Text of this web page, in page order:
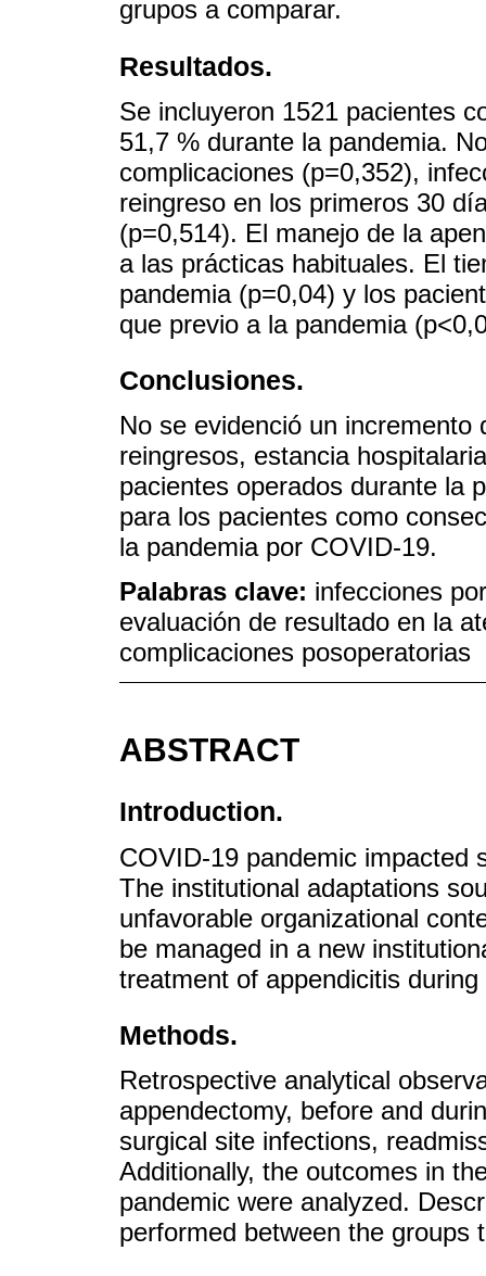
grupos a comparar.
Resultados.
Se incluyeron 1521 pacientes
51,7 % durante la pandemia.
complicaciones (p=0,352),
reingreso en los primeros 30
(p=0,514). El manejo de la
a las prácticas habituales. El
pandemia (p=0,04) y los
que previo a la pandemia
Conclusiones.
No se evidenció un
reingresos, estancia
pacientes operados durante la
para los pacientes como
la pandemia por COVID-19.
Palabras clave: infecciones
evaluación de resultado en la
complicaciones posoperatorias
ABSTRACT
Introduction.
COVID-19 pandemic impacted
The institutional adaptations
unfavorable organizational
be managed in a new
treatment of appendicitis
Methods.
Retrospective analytical
appendectomy, before and
surgical site infections,
Additionally, the outcomes in
pandemic were analyzed.
performed between the groups